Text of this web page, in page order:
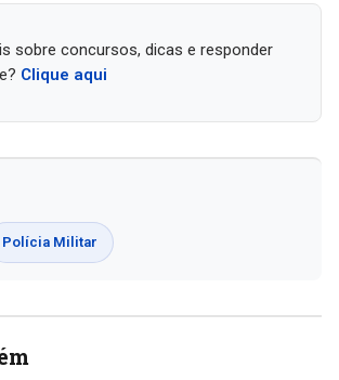
sobre concursos, dicas e responder
Clique aqui
Polícia Militar